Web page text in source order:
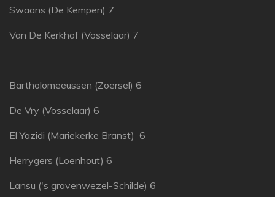
Swaans (De Kempen) 7
Van De Kerkhof (Vosselaar) 7
Bartholomeeussen (Zoersel) 6
De Vry (Vosselaar) 6
El Yazidi (Mariekerke Branst) 6
Herrygers (Loenhout) 6
Lansu ('s gravenwezel-Schilde) 6